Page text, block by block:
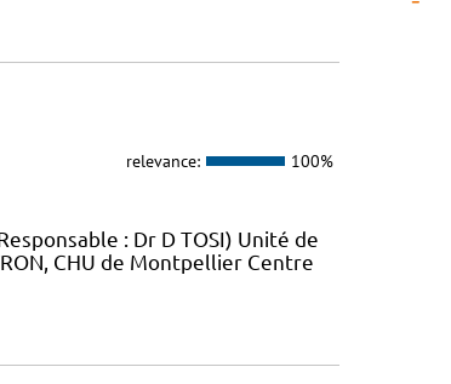
relevance: 100%
: Dr D TOSI) Unité de
CHU de Montpellier Centre